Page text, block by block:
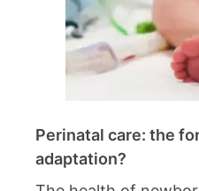
Perinatal care: the
adaptation?